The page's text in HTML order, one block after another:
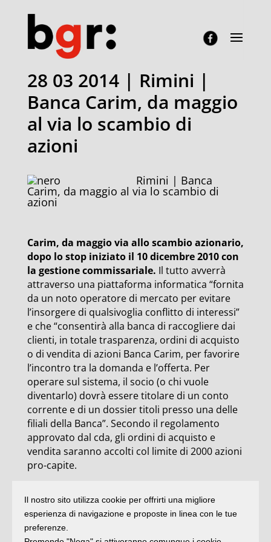
28 03 2014 | Rimini |
Banca Carim, da maggio
al via lo scambio di
azioni
Rimini | Banca
Carim, da maggio al via lo scambio di
azioni
Carim, da maggio via allo scambio azionario,
dopo lo stop iniziato il 10 dicembre 2010 con
la gestione commissariale. Il tutto avverrà
attraverso una piattaforma informatica “fornita
da un noto operatore di mercato per evitare
l’insorgere di qualsivoglia conflitto di interessi”
e che “consentirà alla banca di raccogliere dai
clienti, in totale trasparenza, ordini di acquisto
o di vendita di azioni Banca Carim, per favorire
l’incontro tra la domanda e l’offerta. Per
operare sul sistema, il socio (o chi vuole
diventarlo) dovrà essere titolare di un conto
corrente e di un dossier titoli presso una delle
filiali della Banca”. Secondo il regolamento
approvato dal cda, gli ordini di acquisto e
vendita saranno accolti col limite di 2000 azioni
pro-capite.
E’ quanto è emerso nel corso dell’incontro di
ieri tra cda e azionisti in sala Manzoni in centro
a Rimini. Ai 300 presenti sono stati inoltre
Il nostro sito utilizza cookie per offrirti una migliore
esperienza di navigazione e proposte in linea con le tue
preferenze.